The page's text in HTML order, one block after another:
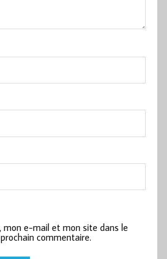
mon e-mail et mon site dans le
commentaire.